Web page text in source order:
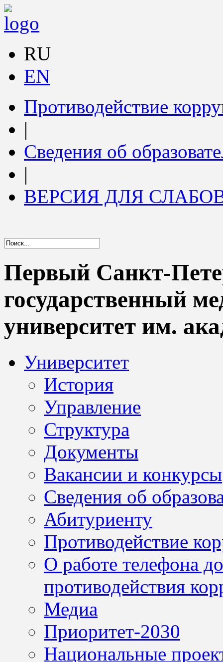
RU
EN
Противодействие
|
Сведения об
|
ВЕРСИЯ ДЛЯ
Первый Санкт-
государственный
университет им.
Университет
История
Управление
Структура
Документы
Вакансии и конкурсы
Сведения об
Абитуриенту
Противодействие
О работе телефона
противодействия
Медиа
Приоритет-2030
Национальные